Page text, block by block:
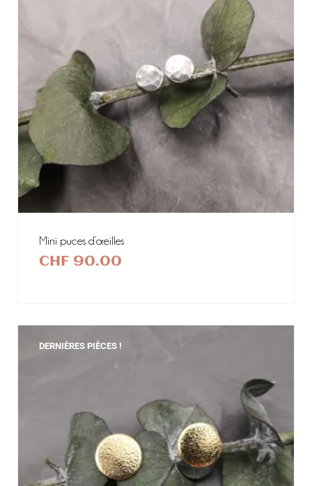
Mini puces d’oreilles
CHF 90.00
DERNIÈRES PIÈCES !